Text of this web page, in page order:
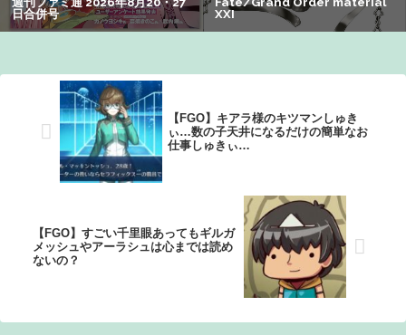
られる？
にも分からないｗｗｗｗ：26/08/08のニュース
【FGO】キアラ様のキツマンしゅき
ぃ…数の子天井になるだけの簡単なお
仕事しゅきぃ…
【FGO】すごい千里眼あってもギルガ
メッシュやアーラシュは心までは読め
ないの？